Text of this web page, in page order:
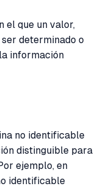
el que un valor,
determinado o
información
no identificable
distinguible para
ejemplo, en
identificable